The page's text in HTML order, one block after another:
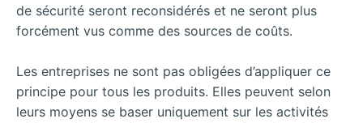
de sécurité seront reconsidérés et ne seront plus
forcément vus comme des sources de coûts.
Les entreprises ne sont pas obligées d’appliquer ce
principe pour tous les produits. Elles peuvent selon
leurs moyens se baser uniquement sur les activités